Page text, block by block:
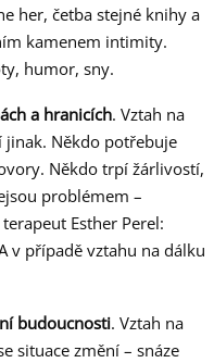
her, četba stejné knihy a
kamenem intimity.
humor, sny.
a hranicích. Vztah na
jinak. Někdo potřebuje
Někdo trpí žárlivostí,
problémem –
Esther Perel:
v případě vztahu na dálku
budoucnosti. Vztah na
situace změní – snáze